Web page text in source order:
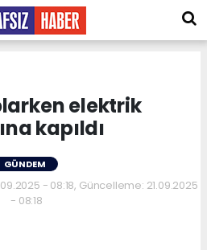
elektrik
kapıldı
GÜNDEM
- 08:18, Güncelleme: 21.09.2025
- 08:18